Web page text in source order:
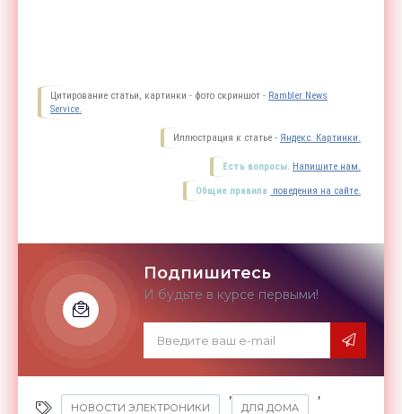
Цитирование статьи, картинки - фото скриншот - Rambler News
Service.
Иллюстрация к статье - Яндекс. Картинки.
Есть вопросы. Напишите нам.
Общие правила поведения на сайте.
Подпишитесь
И будьте в курсе первыми!
НОВОСТИ ЭЛЕКТРОНИКИ
,
ДЛЯ ДОМА
,